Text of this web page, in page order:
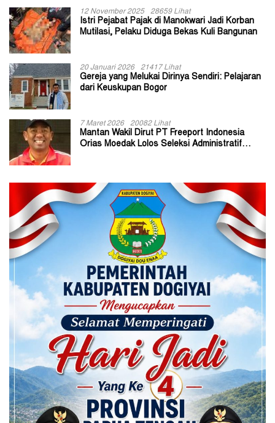
12 November 2025 28659 Lihat
Istri Pejabat Pajak di Manokwari Jadi Korban
Mutilasi, Pelaku Diduga Bekas Kuli Bangunan
20 Januari 2026 21417 Lihat
Gereja yang Melukai Dirinya Sendiri: Pelajaran
dari Keuskupan Bogor
7 Maret 2026 20082 Lihat
Mantan Wakil Dirut PT Freeport Indonesia
Orias Moedak Lolos Seleksi Administratif